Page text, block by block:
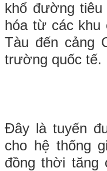
khổ đường tiêu
hóa từ các khu
Tàu đến cảng
trường quốc tế.
Đây là tuyến
cho hệ thống
đồng thời tăng